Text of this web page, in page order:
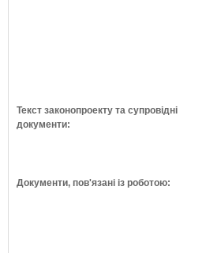
Текст законопроекту та супровідні
документи:
Документи, пов'язані із роботою: